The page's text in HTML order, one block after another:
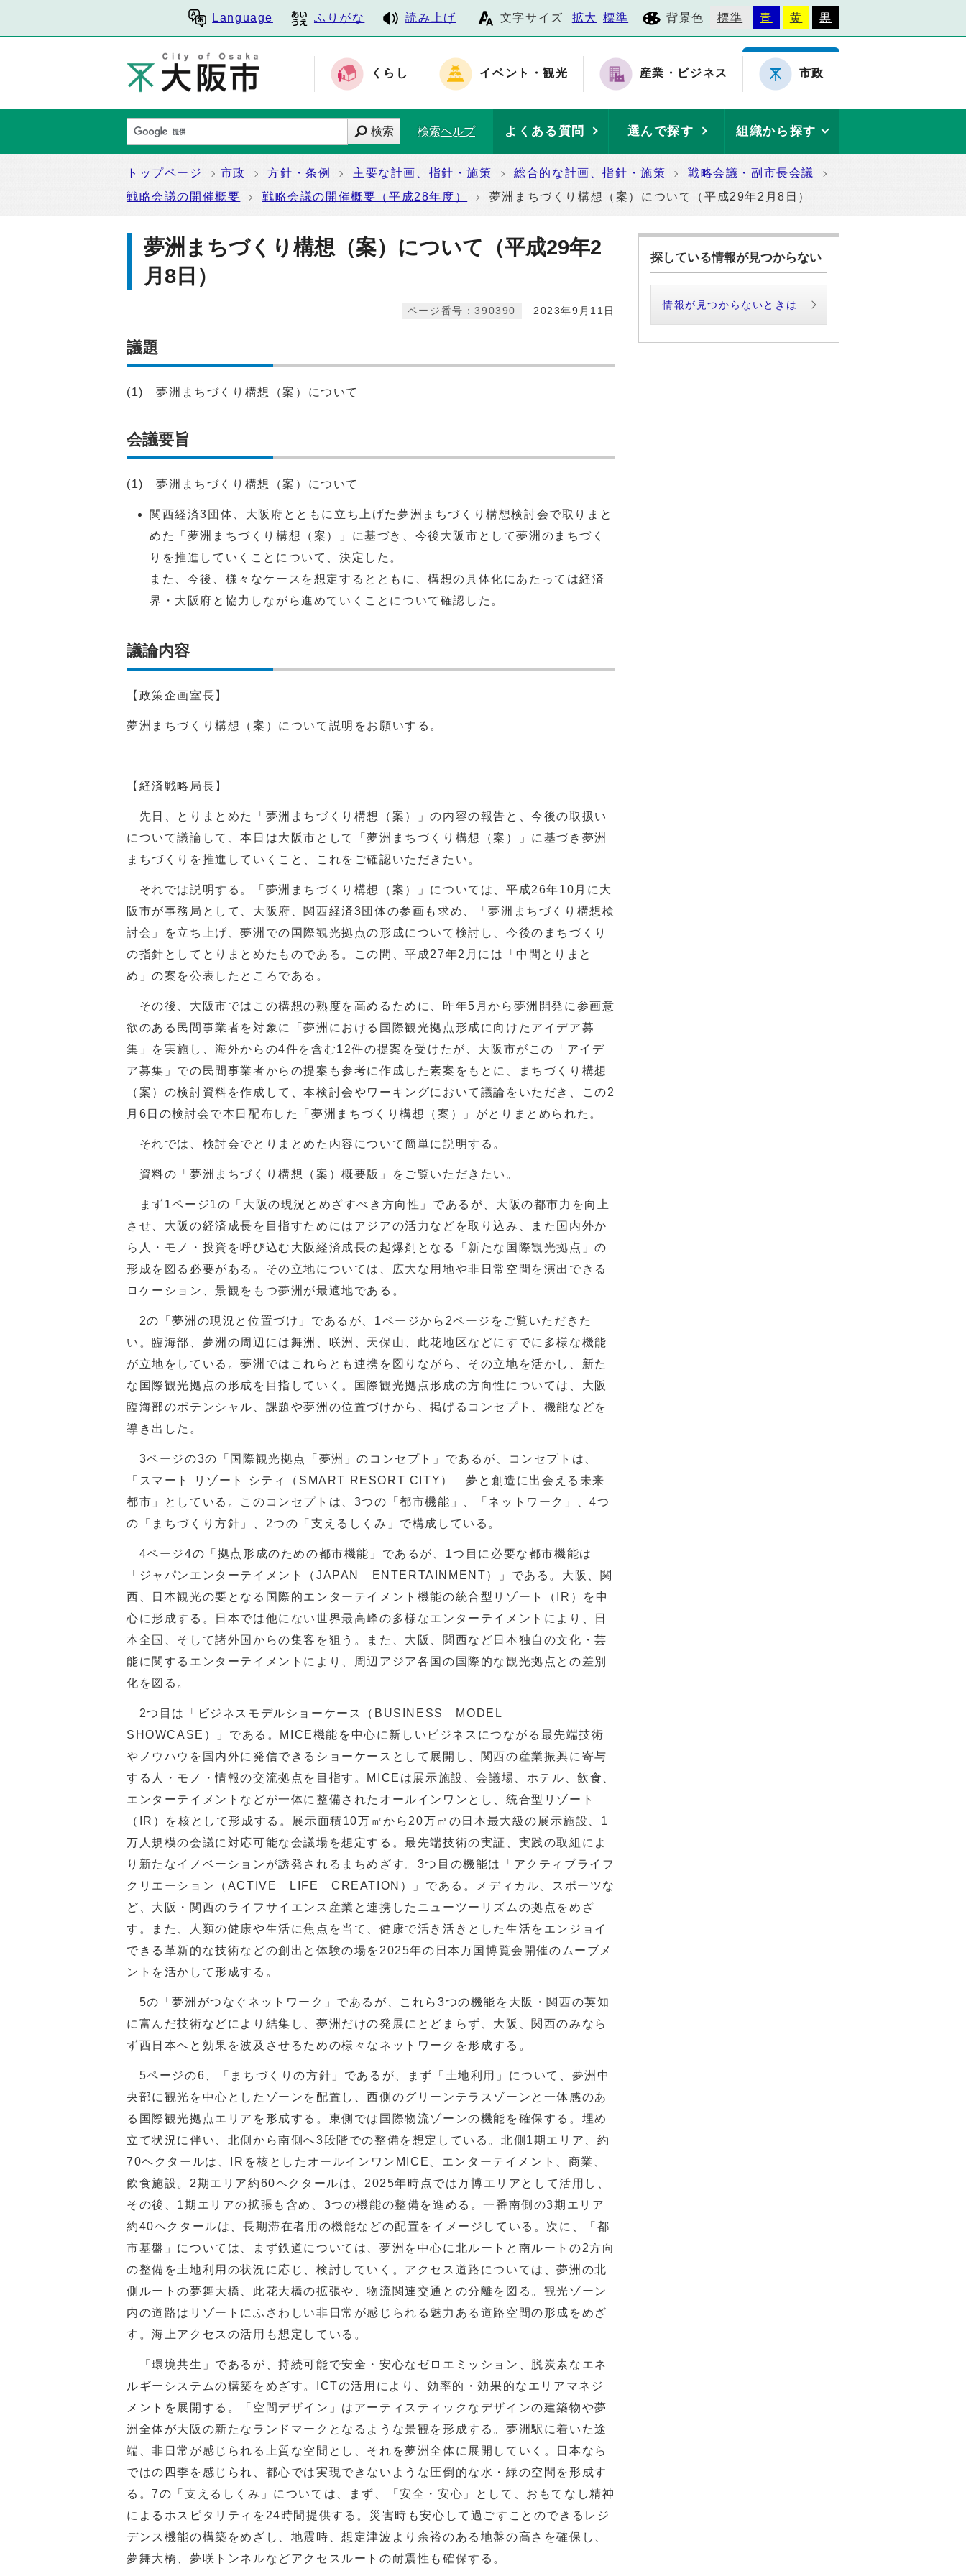
Language ふりがな 読み上げ 文字サイズ 拡大 標準 背景色 標準 青 黄 黒
くらし イベント・観光 産業・ビジネス 市政
検索 検索ヘルプ よくある質問 選んで探す 組織から探す
トップページ 市政 方針・条例 主要な計画、指針・施策 総合的な計画、指針・施策
戦略会議・副市長会議
戦略会議の開催概要
戦略会議の開催概要（平成28年度） 夢洲まちづくり構想（案）について（平成29年2月8日）
夢洲まちづくり構想（案）について（平成29年2
月8日）
2023年9月11日
ページ番号：390390
議題
(1) 夢洲まちづくり構想（案）について
会議要旨
(1) 夢洲まちづくり構想（案）について
関西経済3団体、大阪府とともに立ち上げた夢洲まちづくり構想検討会で取りまと
めた「夢洲まちづくり構想（案）」に基づき、今後大阪市として夢洲のまちづく
りを推進していくことについて、決定した。
また、今後、様々なケースを想定するとともに、構想の具体化にあたっては経済
界・大阪府と協力しながら進めていくことについて確認した。
議論内容
【政策企画室長】
夢洲まちづくり構想（案）について説明をお願いする。
【経済戦略局長】
先日、とりまとめた「夢洲まちづくり構想（案）」の内容の報告と、今後の取扱い
について議論して、本日は大阪市として「夢洲まちづくり構想（案）」に基づき夢洲
まちづくりを推進していくこと、これをご確認いただきたい。
それでは説明する。「夢洲まちづくり構想（案）」については、平成26年10月に大
阪市が事務局として、大阪府、関西経済3団体の参画も求め、「夢洲まちづくり構想検
討会」を立ち上げ、夢洲での国際観光拠点の形成について検討し、今後のまちづくり
の指針としてとりまとめたものである。この間、平成27年2月には「中間とりまと
め」の案を公表したところである。
その後、大阪市ではこの構想の熟度を高めるために、昨年5月から夢洲開発に参画意
欲のある民間事業者を対象に「夢洲における国際観光拠点形成に向けたアイデア募
集」を実施し、海外からの4件を含む12件の提案を受けたが、大阪市がこの「アイデ
ア募集」での民間事業者からの提案も参考に作成した素案をもとに、まちづくり構想
（案）の検討資料を作成して、本検討会やワーキングにおいて議論をいただき、この2
月6日の検討会で本日配布した「夢洲まちづくり構想（案）」がとりまとめられた。
それでは、検討会でとりまとめた内容について簡単に説明する。
資料の「夢洲まちづくり構想（案）概要版」をご覧いただきたい。
まず1ページ1の「大阪の現況とめざすべき方向性」であるが、大阪の都市力を向上
させ、大阪の経済成長を目指すためにはアジアの活力などを取り込み、また国内外か
ら人・モノ・投資を呼び込む大阪経済成長の起爆剤となる「新たな国際観光拠点」の
形成を図る必要がある。その立地については、広大な用地や非日常空間を演出できる
ロケーション、景観をもつ夢洲が最適地である。
2の「夢洲の現況と位置づけ」であるが、1ページから2ページをご覧いただきた
い。臨海部、夢洲の周辺には舞洲、咲洲、天保山、此花地区などにすでに多様な機能
が立地をしている。夢洲ではこれらとも連携を図りながら、その立地を活かし、新た
な国際観光拠点の形成を目指していく。国際観光拠点形成の方向性については、大阪
臨海部のポテンシャル、課題や夢洲の位置づけから、掲げるコンセプト、機能などを
導き出した。
3ページの3の「国際観光拠点「夢洲」のコンセプト」であるが、コンセプトは、
「スマート リゾート シティ（SMART RESORT CITY） 夢と創造に出会える未来
都市」としている。このコンセプトは、3つの「都市機能」、「ネットワーク」、4つ
の「まちづくり方針」、2つの「支えるしくみ」で構成している。
4ページ4の「拠点形成のための都市機能」であるが、1つ目に必要な都市機能は
「ジャパンエンターテイメント（JAPAN ENTERTAINMENT）」である。大阪、関
西、日本観光の要となる国際的エンターテイメント機能の統合型リゾート（IR）を中
心に形成する。日本では他にない世界最高峰の多様なエンターテイメントにより、日
本全国、そして諸外国からの集客を狙う。また、大阪、関西など日本独自の文化・芸
能に関するエンターテイメントにより、周辺アジア各国の国際的な観光拠点との差別
化を図る。
2つ目は「ビジネスモデルショーケース（BUSINESS MODEL
SHOWCASE）」である。MICE機能を中心に新しいビジネスにつながる最先端技術
やノウハウを国内外に発信できるショーケースとして展開し、関西の産業振興に寄与
する人・モノ・情報の交流拠点を目指す。MICEは展示施設、会議場、ホテル、飲食、
エンターテイメントなどが一体に整備されたオールインワンとし、統合型リゾート
（IR）を核として形成する。展示面積10万㎡から20万㎡の日本最大級の展示施設、1
万人規模の会議に対応可能な会議場を想定する。最先端技術の実証、実践の取組によ
り新たなイノベーションが誘発されるまちめざす。3つ目の機能は「アクティブライフ
クリエーション（ACTIVE LIFE CREATION）」である。メディカル、スポーツな
ど、大阪・関西のライフサイエンス産業と連携したニューツーリズムの拠点をめざ
す。また、人類の健康や生活に焦点を当て、健康で活き活きとした生活をエンジョイ
できる革新的な技術などの創出と体験の場を2025年の日本万国博覧会開催のムーブメ
ントを活かして形成する。
5の「夢洲がつなぐネットワーク」であるが、これら3つの機能を大阪・関西の英知
に富んだ技術などにより結集し、夢洲だけの発展にとどまらず、大阪、関西のみなら
ず西日本へと効果を波及させるための様々なネットワークを形成する。
5ページの6、「まちづくりの方針」であるが、まず「土地利用」について、夢洲中
央部に観光を中心としたゾーンを配置し、西側のグリーンテラスゾーンと一体感のあ
る国際観光拠点エリアを形成する。東側では国際物流ゾーンの機能を確保する。埋め
立て状況に伴い、北側から南側へ3段階での整備を想定している。北側1期エリア、約
70ヘクタールは、IRを核としたオールインワンMICE、エンターテイメント、商業、
飲食施設。2期エリア約60ヘクタールは、2025年時点では万博エリアとして活用し、
その後、1期エリアの拡張も含め、3つの機能の整備を進める。一番南側の3期エリア
約40ヘクタールは、長期滞在者用の機能などの配置をイメージしている。次に、「都
市基盤」については、まず鉄道については、夢洲を中心に北ルートと南ルートの2方向
の整備を土地利用の状況に応じ、検討していく。アクセス道路については、夢洲の北
側ルートの夢舞大橋、此花大橋の拡張や、物流関連交通との分離を図る。観光ゾーン
内の道路はリゾートにふさわしい非日常が感じられる魅力ある道路空間の形成をめざ
す。海上アクセスの活用も想定している。
「環境共生」であるが、持続可能で安全・安心なゼロエミッション、脱炭素なエネ
ルギーシステムの構築をめざす。ICTの活用により、効率的・効果的なエリアマネジ
メントを展開する。「空間デザイン」はアーティスティックなデザインの建築物や夢
洲全体が大阪の新たなランドマークとなるような景観を形成する。夢洲駅に着いた途
端、非日常が感じられる上質な空間とし、それを夢洲全体に展開していく。日本なら
ではの四季を感じられ、都心では実現できないような圧倒的な水・緑の空間を形成す
る。7の「支えるしくみ」については、まず、「安全・安心」として、おもてなし精神
によるホスピタリティを24時間提供する。災害時も安心して過ごすことのできるレジ
デンス機能の構築をめざし、地震時、想定津波より余裕のある地盤の高さを確保し、
夢舞大橋、夢咲トンネルなどアクセスルートの耐震性も確保する。
探している情報が見つからない
情報が見つからないときは